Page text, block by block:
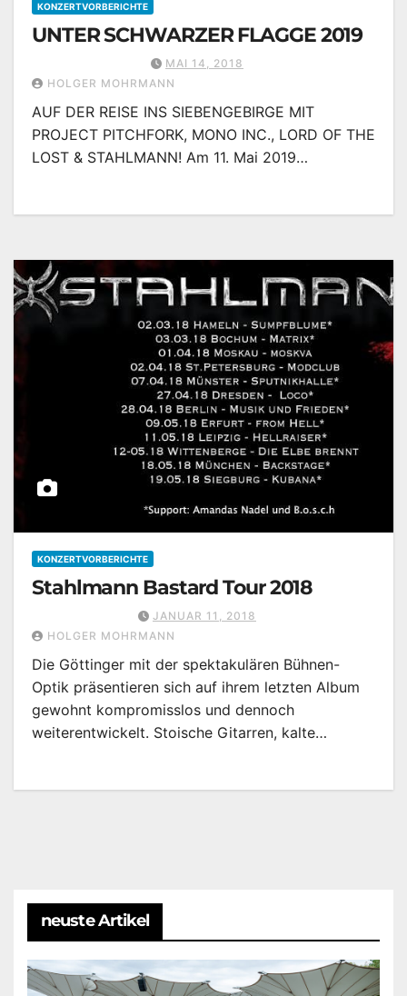
KONZERTVORBERICHTE
UNTER SCHWARZER FLAGGE 2019
MAI 14, 2018
HOLGER MOHRMANN
AUF DER REISE INS SIEBENGEBIRGE MIT
PROJECT PITCHFORK, MONO INC., LORD OF THE
LOST & STAHLMANN! Am 11. Mai 2019…
KONZERTVORBERICHTE
Stahlmann Bastard Tour 2018
JANUAR 11, 2018
HOLGER MOHRMANN
Die Göttinger mit der spektakulären Bühnen-
Optik präsentieren sich auf ihrem letzten Album
gewohnt kompromisslos und dennoch
weiterentwickelt. Stoische Gitarren, kalte…
neuste Artikel